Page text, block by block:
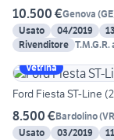
10.500 €Genova (GE
Usato
04/2019
Rivenditore T.M.G.R.
Vetrina
Ford Fiesta ST-Line
8.500 €Bardolino(VR
Usato
03/2019